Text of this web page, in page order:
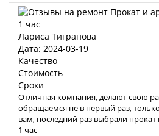
Лариса Тигранова
Дата: 2024-03-19
Качество
Стоимость
Сроки
Отличная компания, делают свою
обращаемся не в первый раз,
вам, последний раз выбрали прокат
1 час